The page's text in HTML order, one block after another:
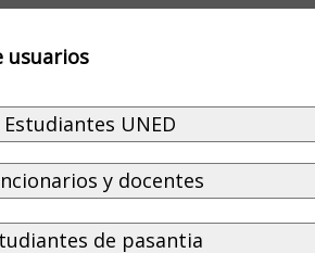
usuarios